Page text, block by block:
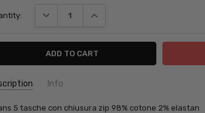
DECREASE QUANTITY:INCREASE QUANTITY:
Info
5 tasche con chiusura zip 98% cotone 2% elastan